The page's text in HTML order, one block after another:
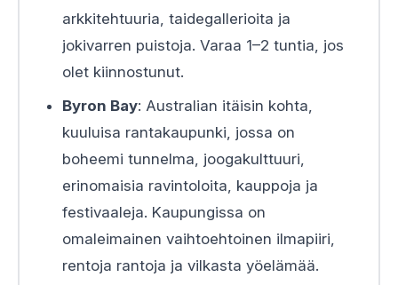
arkkitehtuuria, taidegallerioita ja
jokivarren puistoja. Varaa 1–2 tuntia, jos
olet kiinnostunut.
Byron Bay: Australian itäisin kohta,
kuuluisa rantakaupunki, jossa on
boheemi tunnelma, joogakulttuuri,
erinomaisia ravintoloita, kauppoja ja
festivaaleja. Kaupungissa on
omaleimainen vaihtoehtoinen ilmapiiri,
rentoja rantoja ja vilkasta yöelämää.